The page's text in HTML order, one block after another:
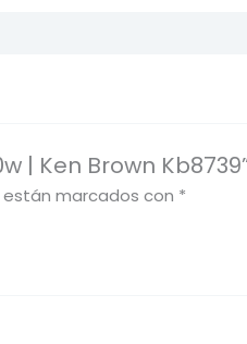
| Ken Brown
marcados con *